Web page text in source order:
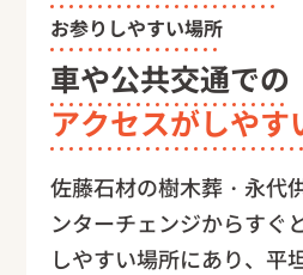
お参りしやすい場所
車や公共交通での
アクセスがしやす
佐藤石材の樹木葬・永代
ンターチェンジからすぐ
しやすい場所にあり、平